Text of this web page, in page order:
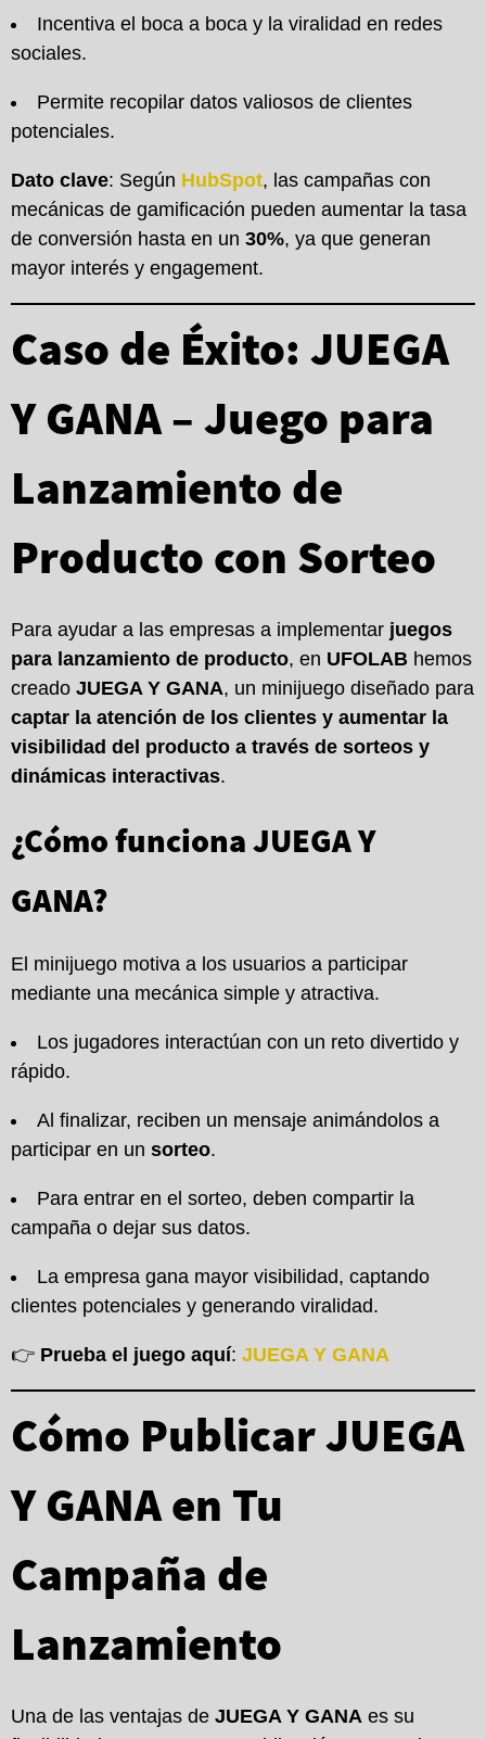
Incentiva el boca a boca y la viralidad en redes
sociales.
Permite recopilar datos valiosos de clientes
potenciales.
Dato clave: Según HubSpot, las campañas con
mecánicas de gamificación pueden aumentar la tasa
de conversión hasta en un 30%, ya que generan
mayor interés y engagement.
Caso de Éxito: JUEGA
Y GANA – Juego para
Lanzamiento de
Producto con Sorteo
Para ayudar a las empresas a implementar juegos
para lanzamiento de producto, en UFOLAB hemos
creado JUEGA Y GANA, un minijuego diseñado para
captar la atención de los clientes y aumentar la
visibilidad del producto a través de sorteos y
dinámicas interactivas.
¿Cómo funciona JUEGA Y
GANA?
El minijuego motiva a los usuarios a participar
mediante una mecánica simple y atractiva.
Los jugadores interactúan con un reto divertido y
rápido.
Al finalizar, reciben un mensaje animándolos a
participar en un sorteo.
Para entrar en el sorteo, deben compartir la
campaña o dejar sus datos.
La empresa gana mayor visibilidad, captando
clientes potenciales y generando viralidad.
👉 Prueba el juego aquí: JUEGA Y GANA
Cómo Publicar JUEGA
Y GANA en Tu
Campaña de
Lanzamiento
Una de las ventajas de JUEGA Y GANA es su